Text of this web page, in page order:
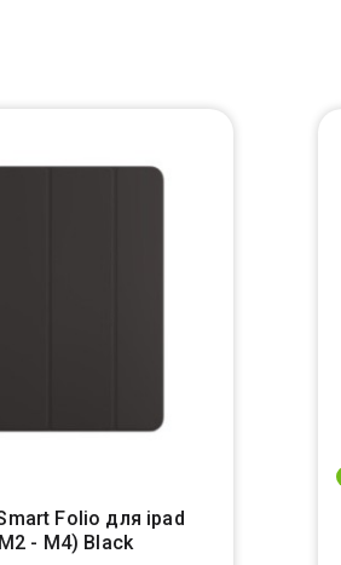
Folio для ipad
- M4) Black